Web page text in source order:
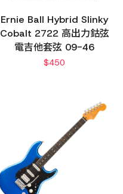
Ernie Ball Hybrid Slinky
Cobalt 2722 高出力鈷弦
電吉他套弦 09-46
$450